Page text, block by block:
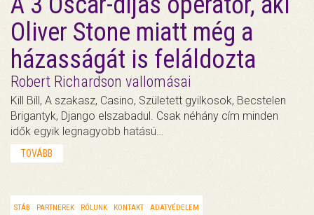
Oliver Stone miatt még a
házasságát is feláldozta
Robert Richardson vallomásai
Kill Bill, A szakasz, Casino, Született gyilkosok, Becstelen
Brigantyk, Django elszabadul. Csak néhány cím minden
idők egyik legnagyobb hatású…
TOVÁBB
STÁB PARTNEREK RÓLUNK KONTAKT ADATVÉDELEM